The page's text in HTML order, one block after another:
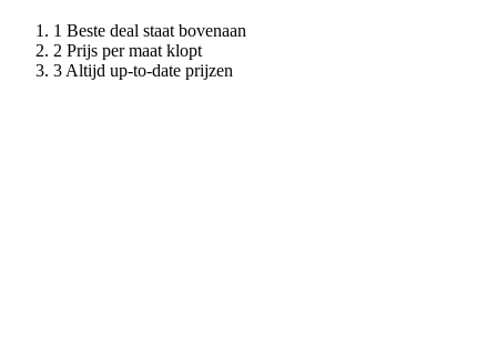
Beste deal staat bovenaan
Prijs per maat klopt
Altijd up-to-date prijzen